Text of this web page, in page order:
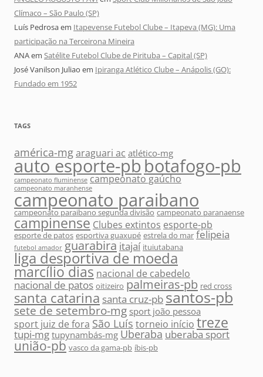
Clímaco – São Paulo (SP)
Luís Pedrosaem Itapevense Futebol Clube – Itapeva (MG): Uma
participação na Terceirona Mineira
ANAem Satélite Futebol Clube de Pirituba – Capital (SP)
José Vanilson Juliao em Ipiranga Atlético Clube – Anápolis (GO):
Fundado em 1952
TAGS
américa-mgaraguari ac atlético-mg
auto esporte-pbbotafogo-pb
campeonato fluminense campeonato gaúcho
campeonato maranhense
campeonato paraibano
campeonato paraibano segunda divisão campeonato paranaense
campinense Clubes extintos esporte-pb
esporte de patos esportiva guaxupé estrela do mar felipeia
futebol amador guarabira itajaí ituiutabana
liga desportiva de moeda
marcílio dias nacional de cabedelo
nacional de patos oitizeiro palmeiras-pb red cross
santa catarina santa cruz-pbsantos-pb
sete de setembro-mg sport joão pessoa
sport juiz de fora São Luís torneio início treze
tupi-mg tupynambás-mg Uberaba uberaba sport
união-pb vasco da gama-pb íbis-pb